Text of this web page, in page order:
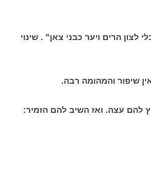
הרים ויער כבני צאן" . שינוי
שיפור והמהומה רבה.
להם עצה. ואז השיב להם הזמיר: